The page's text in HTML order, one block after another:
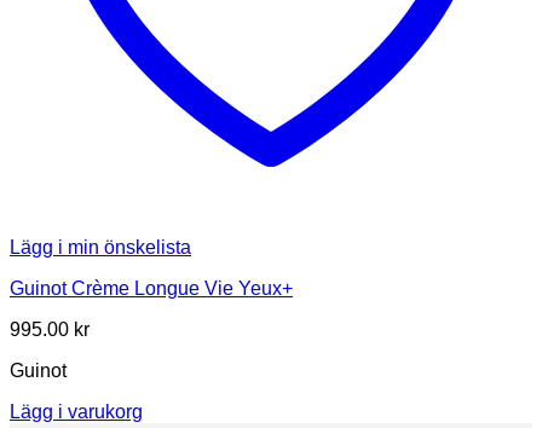
Lägg i min önskelista
Guinot Crème Longue Vie Yeux+
995.00 kr
Guinot
Lägg i varukorg